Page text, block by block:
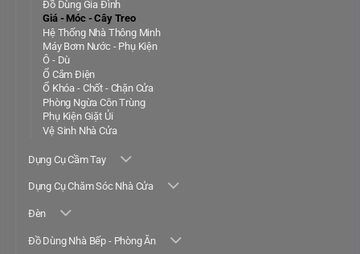
Đồ Dùng Gia Đình
Giá - Móc - Cây Treo
Hệ Thống Nhà Thông Minh
Máy Bơm Nước - Phụ Kiện
Ô - Dù
Ổ Cắm Điện
Ổ Khóa - Chốt - Chặn Cửa
Phòng Ngừa Côn Trùng
Phụ Kiện Giặt Ủi
Vệ Sinh Nhà Cửa
Dụng Cụ Cầm Tay
Dụng Cụ Chăm Sóc Nhà Cửa
Đèn
Đồ Dùng Nhà Bếp - Phòng Ăn